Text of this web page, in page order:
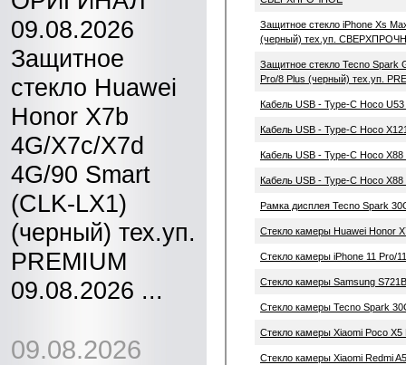
09.08.2026
Защитное
стекло Huawei
Honor X7b
4G/X7c/X7d
4G/90 Smart
(CLK-LX1)
(черный) тех.уп.
PREMIUM
09.08.2026 ...
09.08.2026
Защитное стекло iPhone Xs
(черный) тех.уп.
Защитное стекло Tecno Spark
Pro/8 Plus (черный) тех.уп.
Кабель USB - Type-C Hoco
Кабель USB - Type-C Hoco
Кабель USB - Type-C Hoco
Кабель USB - Type-C Hoco
Рамка дисплея Tecno Spark
Стекло камеры Huawei Honor
Стекло камеры iPhone 11 Pro/
Стекло камеры Samsung
Стекло камеры Tecno Spark
Стекло камеры Xiaomi Poco
Стекло камеры Xiaomi Redmi